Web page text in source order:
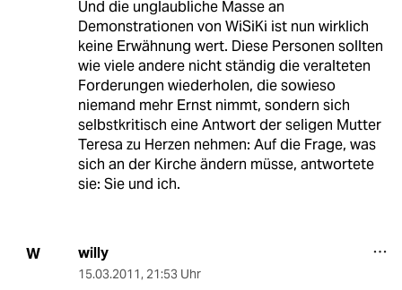
Und die unglaubliche Masse an
Demonstrationen von WiSiKi ist nun wirklich
keine Erwähnung wert. Diese Personen sollten
wie viele andere nicht ständig die veralteten
Forderungen wiederholen, die sowieso
niemand mehr Ernst nimmt, sondern sich
selbstkritisch eine Antwort der seligen Mutter
Teresa zu Herzen nehmen: Auf die Frage, was
sich an der Kirche ändern müsse, antwortete
sie: Sie und ich.
W willy
15.03.2011, 21:53 Uhr